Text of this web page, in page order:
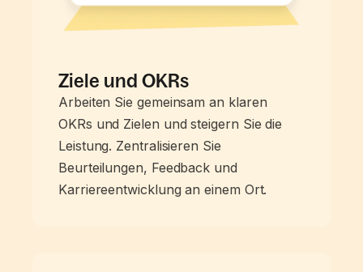
Ziele und OKRs
Arbeiten Sie gemeinsam an klaren
OKRs und Zielen und steigern Sie die
Leistung. Zentralisieren Sie
Beurteilungen, Feedback und
Karriereentwicklung an einem Ort.